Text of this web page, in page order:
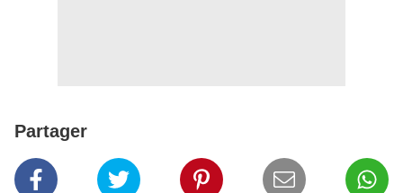
Partager